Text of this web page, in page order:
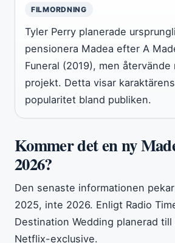
FILMORDNING
Tyler Perry planerade
pensionera Madea efter A
Funeral (2019), men återvände
projekt. Detta visar
popularitet bland publiken.
Kommer det en ny
2026?
Den senaste informationen
2025, inte 2026. Enligt Radio
Destination Wedding planerad
Netflix-exclusive.